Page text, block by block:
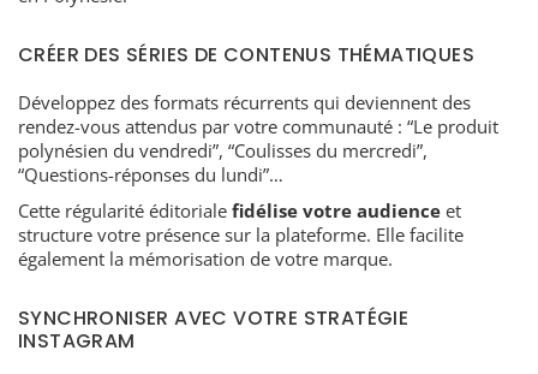
CRÉER DES SÉRIES DE CONTENUS THÉMATIQUES
Développez des formats récurrents qui deviennent des
rendez-vous attendus par votre communauté : “Le produit
polynésien du vendredi”, “Coulisses du mercredi”,
“Questions-réponses du lundi”…
Cette régularité éditoriale fidélise votre audience et
structure votre présence sur la plateforme. Elle facilite
également la mémorisation de votre marque.
SYNCHRONISER AVEC VOTRE STRATÉGIE
INSTAGRAM